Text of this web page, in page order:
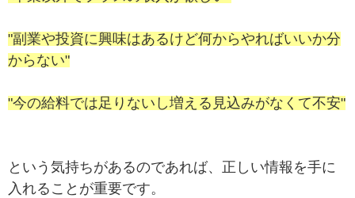
"副業や投資に興味はあるけど何からやればいいか分
からない"
"今の給料では足りないし増える見込みがなくて不安"
という気持ちがあるのであれば、正しい情報を手に
入れることが重要です。